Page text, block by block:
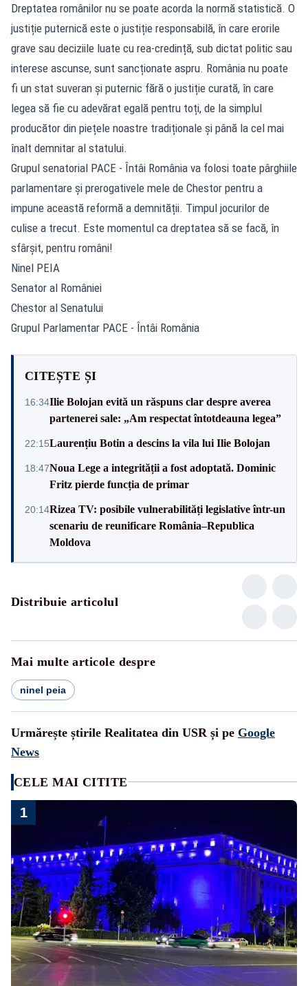
Dreptatea românilor nu se poate acorda la normă statistică. O
justiție puternică este o justiție responsabilă, în care erorile
grave sau deciziile luate cu rea-credință, sub dictat politic sau
interese ascunse, sunt sancționate aspru. România nu poate
fi un stat suveran și puternic fără o justiție curată, în care
legea să fie cu adevărat egală pentru toți, de la simplul
producător din piețele noastre tradiționale și până la cel mai
înalt demnitar al statului.
Grupul senatorial PACE - Întâi România va folosi toate pârghiile
parlamentare și prerogativele mele de Chestor pentru a
impune această reformă a demnității. Timpul jocurilor de
culise a trecut. Este momentul ca dreptatea să se facă, în
sfârșit, pentru români!
Ninel PEIA
Senator al României
Chestor al Senatului
Grupul Parlamentar PACE - Întâi România
CITEȘTE ȘI
16:34Ilie Bolojan evită un răspuns clar despre averea
partenerei sale: „Am respectat întotdeauna legea”
22:15Laurențiu Botin a descins la vila lui Ilie Bolojan
18:47Noua Lege a integrității a fost adoptată. Dominic
Fritz pierde funcția de primar
20:14Rizea TV: posibile vulnerabilități legislative într-un
scenariu de reunificare România–Republica
Moldova
Distribuie articolul
Mai multe articole despre
ninel peia
Urmărește știrile Realitatea din USR și pe Google
News
CELE MAI CITITE
1